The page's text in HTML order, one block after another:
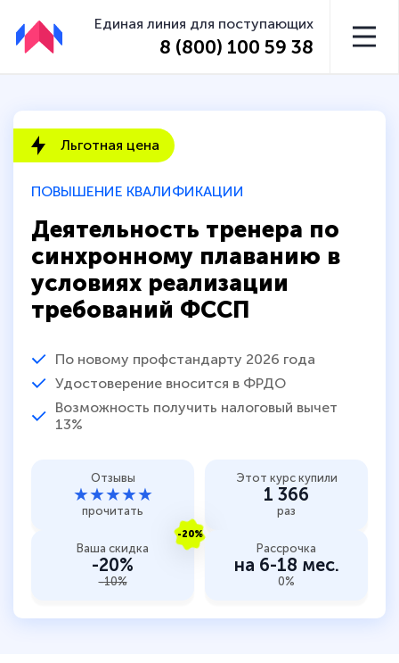
Единая линия для поступающих
8 (800) 100 59 38
ПОВЫШЕНИЕ КВАЛИФИКАЦИИ
Деятельность тренера по
синхронному плаванию в
условиях реализации
требований ФССП
По новому профстандарту 2026 года
Удостоверение вносится в ФРДО
Возможность получить налоговый вычет
13%
Льготная цена
Отзывы
★★★★★
прочитать
Этот курс купили
1 366
раз
-20%
Ваша скидка
-20%
-10%
Рассрочка
на 6-18 мес.
0%